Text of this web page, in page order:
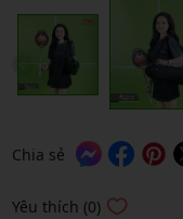
Chia sẻ
Yêu thích (0)